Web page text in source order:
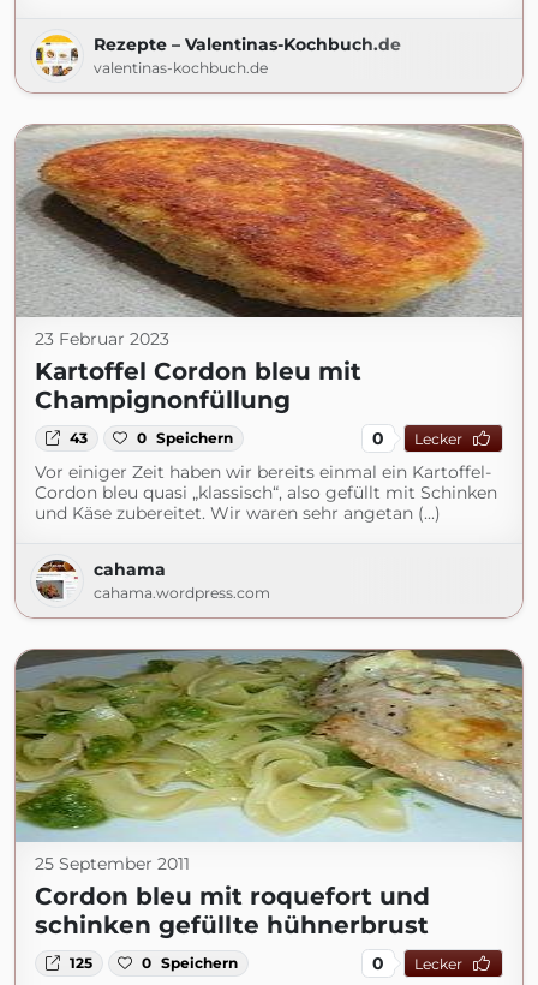
Rezepte – Valentinas-Kochbuch.de
valentinas-kochbuch.de
23 Februar 2023
Kartoffel Cordon bleu mit
Champignonfüllung
43 0 Speichern 0 Lecker
Vor einiger Zeit haben wir bereits einmal ein Kartoffel-
Cordon bleu quasi „klassisch“, also gefüllt mit Schinken
und Käse zubereitet. Wir waren sehr angetan (...)
cahama
cahama.wordpress.com
25 September 2011
Cordon bleu mit roquefort und
schinken gefüllte hühnerbrust
125 0 Speichern 0 Lecker